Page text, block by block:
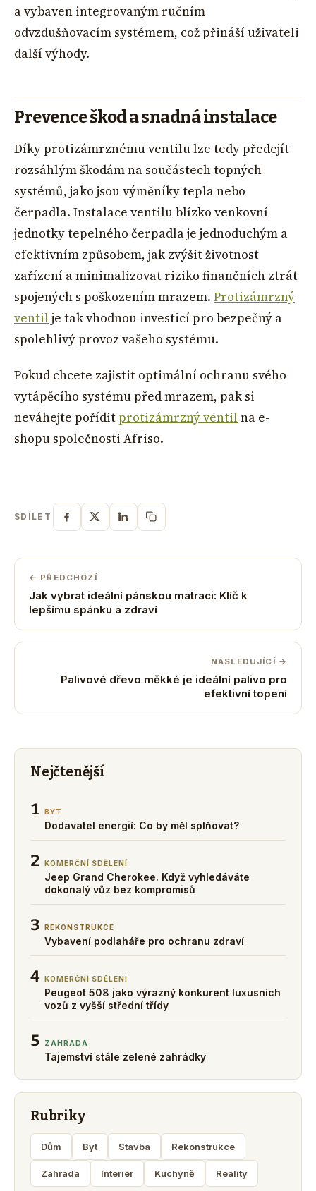
a vybaven integrovaným ručním
odvzdušňovacím systémem, což přináší uživateli
další výhody.
Prevence škod a snadná instalace
Díky protizámrznému ventilu lze tedy předejít
rozsáhlým škodám na součástech topných
systémů, jako jsou výměníky tepla nebo
čerpadla. Instalace ventilu blízko venkovní
jednotky tepelného čerpadla je jednoduchým a
efektivním způsobem, jak zvýšit životnost
zařízení a minimalizovat riziko finančních ztrát
spojených s poškozením mrazem. Protizámrzný
ventil je tak vhodnou investicí pro bezpečný a
spolehlivý provoz vašeho systému.
Pokud chcete zajistit optimální ochranu svého
vytápěcího systému před mrazem, pak si
neváhejte poříditprotizámrzný ventil na e-
shopu společnosti Afriso.
SDÍLET
← PŘEDCHOZÍ
Jak vybrat ideální pánskou matraci: Klíč k
lepšímu spánku a zdraví
NÁSLEDUJÍCÍ →
Palivové dřevo měkké je ideální palivo pro
efektivní topení
Nejčtenější
1 BYT
Dodavatel energií: Co by měl splňovat?
2 KOMERČNÍ SDĚLENÍ
Jeep Grand Cherokee. Když vyhledáváte
dokonalý vůz bez kompromisů
3 REKONSTRUKCE
Vybavení podlaháře pro ochranu zdraví
4 KOMERČNÍ SDĚLENÍ
Peugeot 508 jako výrazný konkurent luxusních
vozů z vyšší střední třídy
5 ZAHRADA
Tajemství stále zelené zahrádky
Rubriky
Dům Byt Stavba Rekonstrukce
Zahrada Interiér Kuchyně Reality